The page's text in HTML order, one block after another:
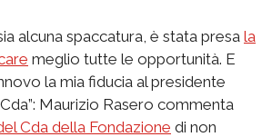
alcuna spaccatura, è stata presa la
meglio tutte le opportunità. E
la mia fiducia al presidente
Maurizio Rasero commenta
Cda della Fondazione di non